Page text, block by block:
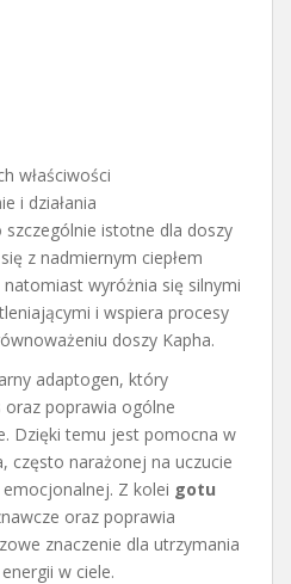
właściwości
i działania
szczególnie istotne dla doszy
z nadmiernym ciepłem
natomiast wyróżnia się silnymi
i wspiera procesy
doszy Kapha.
adaptogen, który
oraz poprawia ogólne
Dzięki temu jest pomocna w
często narażonej na uczucie
Z kolei gotu
oraz poprawia
znaczenie dla utrzymania
w ciele.